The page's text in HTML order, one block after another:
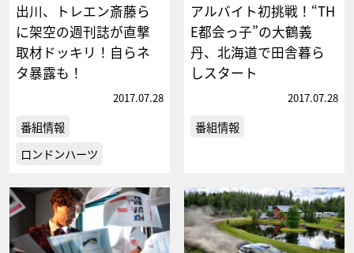
出川、トレエン斎藤ら
に架空の週刊誌が直撃
取材ドッキリ！自らネ
タ暴露も！
2017.07.28
番組情報
ロンドンハーツ
アルバイト初挑戦！“TH
E都会っ子”の大鶴義
丹、北海道で田舎暮ら
しスタート
2017.07.28
番組情報